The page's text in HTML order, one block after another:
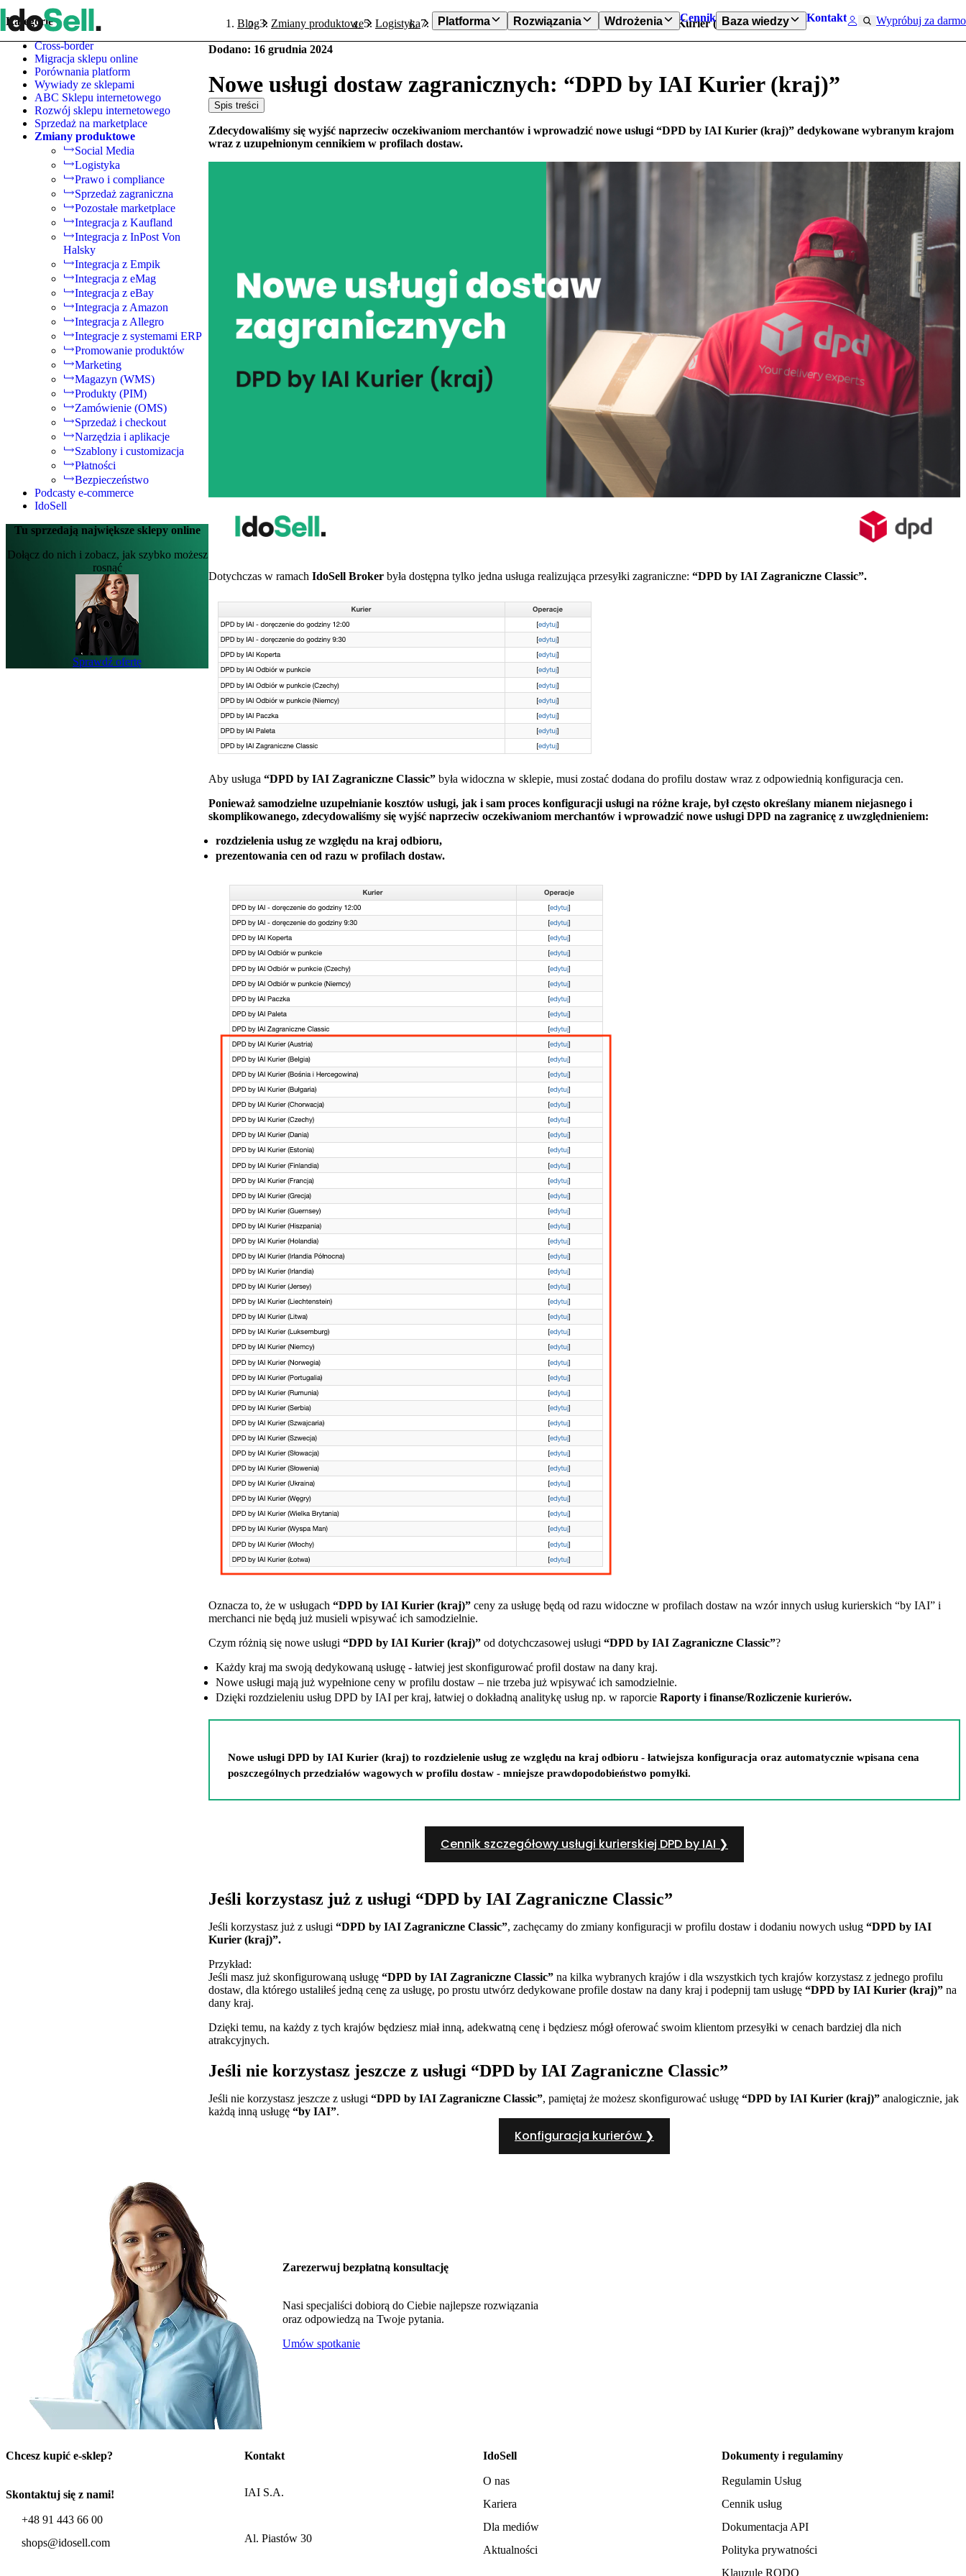
Platforma Rozwiązania Wdrożenia Cennik Baza wiedzy Kontakt Wypróbuj za darmo
Kategorie
Cross-border
Migracja sklepu online
Porównania platform
Wywiady ze sklepami
ABC Sklepu internetowego
Rozwój sklepu internetowego
Sprzedaż na marketplace
Zmiany produktowe
Social Media
Logistyka
Prawo i compliance
Sprzedaż zagraniczna
Pozostałe marketplace
Integracja z Kaufland
Integracja z InPost Von
Halsky
Integracja z Empik
Integracja z eMag
Integracja z eBay
Integracja z Amazon
Integracja z Allegro
Integracje z systemami ERP
Promowanie produktów
Marketing
Magazyn (WMS)
Produkty (PIM)
Zamówienie (OMS)
Sprzedaż i checkout
Narzędzia i aplikacje
Szablony i customizacja
Płatności
Bezpieczeństwo
Podcasty e-commerce
IdoSell
Tu sprzedają największe sklepy online
Dołącz do nich i zobacz, jak szybko możesz
rosnąć
Sprawdź ofertę
Blog Zmiany produktowe Logistyka Nowe usługi dostaw zagranicznych: “DPD by IAI Kurier (kraj)”
Dodano: 16 grudnia 2024
Nowe usługi dostaw zagranicznych: “DPD by IAI Kurier (kraj)”
Spis treści
Zdecydowaliśmy się wyjść naprzeciw oczekiwaniom merchantów i wprowadzić nowe usługi “DPD by IAI Kurier (kraj)” dedykowane wybranym krajom
wraz z uzupełnionym cennikiem w profilach dostaw.
Dotychczas w ramach IdoSell Broker była dostępna tylko jedna usługa realizująca przesyłki zagraniczne: “DPD by IAI Zagraniczne Classic”.
Aby usługa “DPD by IAI Zagraniczne Classic” była widoczna w sklepie, musi zostać dodana do profilu dostaw wraz z odpowiednią konfiguracja cen.
Ponieważ samodzielne uzupełnianie kosztów usługi, jak i sam proces konfiguracji usługi na różne kraje, był często określany mianem niejasnego i
skomplikowanego, zdecydowaliśmy się wyjść naprzeciw oczekiwaniom merchantów i wprowadzić nowe usługi DPD na zagranicę z uwzględnieniem:
rozdzielenia usług ze względu na kraj odbioru,
prezentowania cen od razu w profilach dostaw.
Oznacza to, że w usługach “DPD by IAI Kurier (kraj)” ceny za usługę będą od razu widoczne w profilach dostaw na wzór innych usług kurierskich “by IAI” i
merchanci nie będą już musieli wpisywać ich samodzielnie.
Czym różnią się nowe usługi “DPD by IAI Kurier (kraj)” od dotychczasowej usługi “DPD by IAI Zagraniczne Classic”?
Każdy kraj ma swoją dedykowaną usługę - łatwiej jest skonfigurować profil dostaw na dany kraj.
Nowe usługi mają już wypełnione ceny w profilu dostaw – nie trzeba już wpisywać ich samodzielnie.
Dzięki rozdzieleniu usług DPD by IAI per kraj, łatwiej o dokładną analitykę usług np. w raporcie Raporty i finanse/Rozliczenie kurierów.
Nowe usługi DPD by IAI Kurier (kraj) to rozdzielenie usług ze względu na kraj odbioru - łatwiejsza konfiguracja oraz automatycznie wpisana cena
poszczególnych przedziałów wagowych w profilu dostaw - mniejsze prawdopodobieństwo pomyłki.
Cennik szczegółowy usługi kurierskiej DPD by IAI ❯
Jeśli korzystasz już z usługi “DPD by IAI Zagraniczne Classic”
Jeśli korzystasz już z usługi “DPD by IAI Zagraniczne Classic”, zachęcamy do zmiany konfiguracji w profilu dostaw i dodaniu nowych usług “DPD by IAI
Kurier (kraj)”.
Przykład:
Jeśli masz już skonfigurowaną usługę “DPD by IAI Zagraniczne Classic” na kilka wybranych krajów i dla wszystkich tych krajów korzystasz z jednego profilu
dostaw, dla którego ustaliłeś jedną cenę za usługę, po prostu utwórz dedykowane profile dostaw na dany kraj i podepnij tam usługę “DPD by IAI Kurier (kraj)” na
dany kraj.
Dzięki temu, na każdy z tych krajów będziesz miał inną, adekwatną cenę i będziesz mógł oferować swoim klientom przesyłki w cenach bardziej dla nich
atrakcyjnych.
Jeśli nie korzystasz jeszcze z usługi “DPD by IAI Zagraniczne Classic”
Jeśli nie korzystasz jeszcze z usługi “DPD by IAI Zagraniczne Classic”, pamiętaj że możesz skonfigurować usługę “DPD by IAI Kurier (kraj)” analogicznie, jak
każdą inną usługę “by IAI”.
Konfiguracja kurierów ❯
Zarezerwuj bezpłatną konsultację
Nasi specjaliści dobiorą do Ciebie najlepsze rozwiązania
oraz odpowiedzą na Twoje pytania.
Umów spotkanie
Chcesz kupić e-sklep?
Skontaktuj się z nami!
+48 91 443 66 00
shops@idosell.com
Kontakt
IAI S.A.
Al. Piastów 30
IdoSell
O nas
Kariera
Dla mediów
Aktualności
Dokumenty i regulaminy
Regulamin Usług
Cennik usług
Dokumentacja API
Polityka prywatności
Klauzule RODO